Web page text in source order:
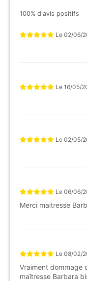
100% d'avis positifs
Le 02/06/
Le 16/05/
Le 02/05/
Le 06/06/
Merci maitresse
Le 08/02/
Vraiment dommage
maîtresse Barbara